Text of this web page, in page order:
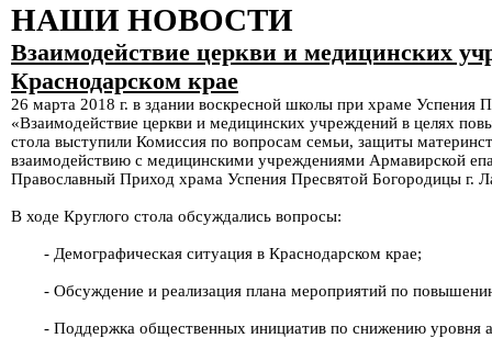
НАШИ НОВОСТИ
Взаимодействие церкви и медицинских
Краснодарском крае
26 марта 2018 г. в здании воскресной школы при храме Успения
«Взаимодействие церкви и медицинских учреждений в целях
стола выступили Комиссия по вопросам семьи, защиты
взаимодействию с медицинскими учреждениями Армавирской
Православный Приход храма Успения Пресвятой Богородицы г.
В ходе Круглого стола обсуждались вопросы:
- Демографическая ситуация в Краснодарском крае;
- Обсуждение и реализация плана мероприятий по
- Поддержка общественных инициатив по снижению